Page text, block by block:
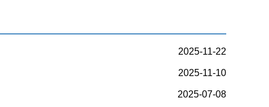
2025-11-22
2025-11-10
2025-07-08